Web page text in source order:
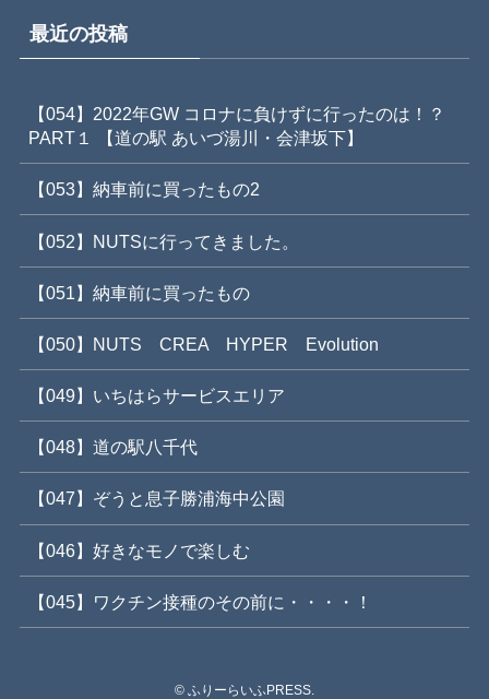
最近の投稿
【054】2022年GW コロナに負けずに行ったのは！？
PART１ 【道の駅 あいづ湯川・会津坂下】
【053】納車前に買ったもの2
【052】NUTSに行ってきました。
【051】納車前に買ったもの
【050】NUTS CREA HYPER Evolution
【049】いちはらサービスエリア
【048】道の駅八千代
【047】ぞうと息子勝浦海中公園
【046】好きなモノで楽しむ
【045】ワクチン接種のその前に・・・・！
© ふりーらいふPRESS.